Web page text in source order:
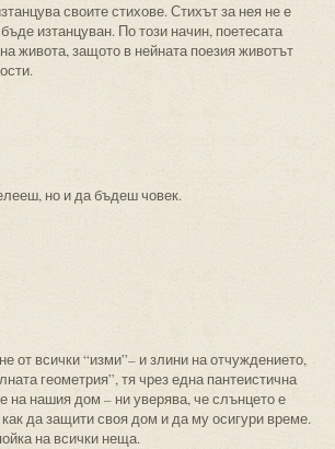
своите стихове. Стихът за нея не е
изтанцуван. По този начин, поетесата
живота, защото в нейната поезия животът
но и да бъдеш човек.
от всички “изми”– и злини на отчуждението,
геометрия”, тя чрез една пантеистична
на нашия дом – ни уверява, че слънцето е
да защити своя дом и да му осигури време.
на всички неща.